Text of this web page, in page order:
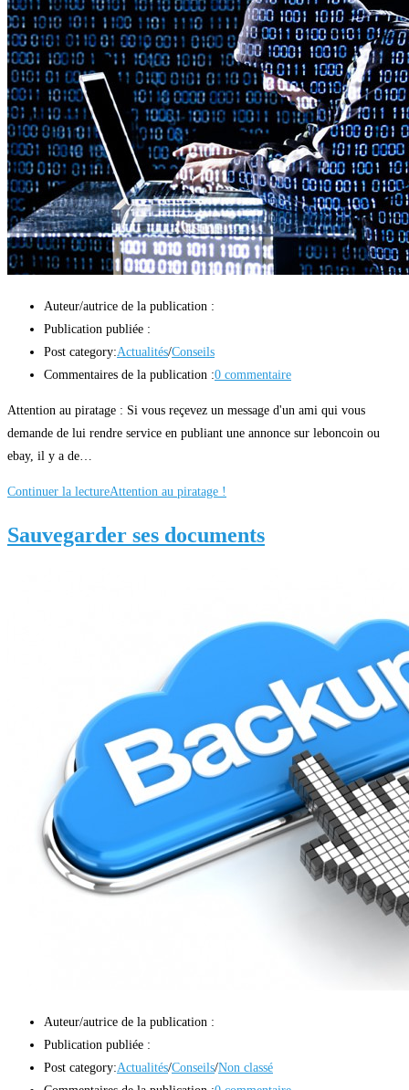
Auteur/autrice de la publication :
Publication publiée :
Post category:Actualités/Conseils
Commentaires de la publication :0 commentaire
Attention au piratage : Si vous reçevez un message d'un ami qui vous
demande de lui rendre service en publiant une annonce sur leboncoin ou
ebay, il y a de…
Continuer la lectureAttention au piratage !
Sauvegarder ses documents
Auteur/autrice de la publication :
Publication publiée :
Post category:Actualités/Conseils/Non classé